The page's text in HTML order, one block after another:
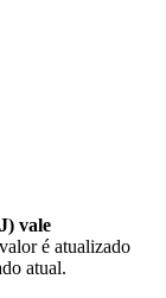
vale
é atualizado
atual.